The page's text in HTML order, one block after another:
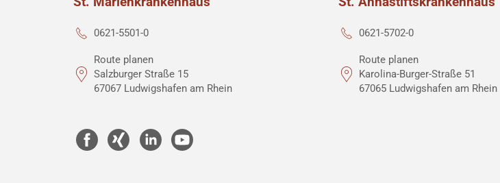
0621-5501-0
Route planen
Salzburger Straße 15
67067 Ludwigshafen am Rhein
0621-5702-0
Route planen
Karolina-Burger-Straße 51
67065 Ludwigshafen am Rhein